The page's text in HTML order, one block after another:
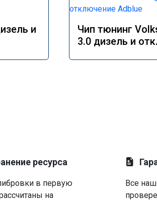
и
Чип тюнинг
3.0 дизель и
ресурса
в первую
на
Все